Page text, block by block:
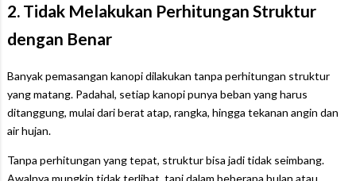
2. Tidak Melakukan Perhitungan Struktur
dengan Benar
Banyak pemasangan kanopi dilakukan tanpa perhitungan struktur
yang matang. Padahal, setiap kanopi punya beban yang harus
ditanggung, mulai dari berat atap, rangka, hingga tekanan angin dan
air hujan.
Tanpa perhitungan yang tepat, struktur bisa jadi tidak seimbang.
Awalnya mungkin tidak terlihat, tapi dalam beberapa bulan atau